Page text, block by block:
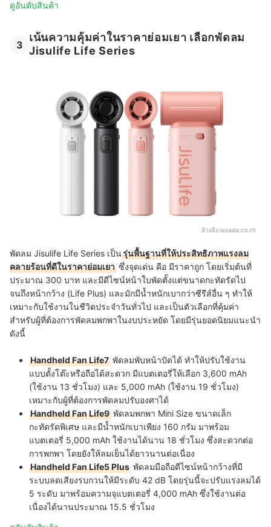
ดูอันดับสินค้า
3
เน้นความคุ้มค่าในราคาย่อมเยา เลือกพัดลม
Jisulife Life Series
อ้างอิง:lazada.co.th
พัดลม Jisulife Life Series เป็นรุ่นพื้นฐานที่ให้ประสิทธิภาพแรงลม
คลายร้อนที่ดีในราคาย่อมเยา ซึ่งจุดเด่น คือ มีราคาถูก โดยเริ่มต้นที่
ประมาณ 300 บาท และมีดีไซน์หน้าใบพัดตั้งแต่ขนาดกะทัดรัดไป
จนถึงหน้ากว้าง (Life Plus) และมักมีน้ำหนักเบากว่าซีรีส์อื่น ๆ ทำให้
เหมาะกับใช้งานในชีวิตประจำวันทั่วไป และเป็นตัวเลือกที่คุ้มค่า
สำหรับผู้ที่ต้องการพัดลมพกพาในงบประหยัด โดยมีรุ่นยอดนิยมแนะนำ
ดังนี้
Handheld Fan Life7 พัดลมพับหน้าปัดได้ ทำให้ปรับใช้งาน
แบบตั้งโต๊ะหรือถือได้สะดวก มีแบตเตอรี่ให้เลือก 3,600 mAh
(ใช้งาน 13 ชั่วโมง) และ 5,000 mAh (ใช้งาน 19 ชั่วโมง)
เหมาะกับผู้ที่ต้องการพัดลมปรับองศาได้
Handheld Fan Life9 พัดลมพกพา Mini Size ขนาดเล็ก
กะทัดรัดพิเศษ และมีน้ำหนักเบาเพียง 160 กรัม มาพร้อม
แบตเตอรี่ 5,000 mAh ใช้งานได้นาน 18 ชั่วโมง ซึ่งสะดวกต่อ
การพกพา โดยยังให้ลมเย็นได้ยาวนานต่อเนื่อง
Handheld Fan Life5 Plus พัดลมมือถือดีไซน์หน้ากว้างที่มี
ระบบลดเสียงรบกวนให้มีระดับ 42 dB โดยรุ่นนี้จะปรับแรงลมได้
5 ระดับ มาพร้อมความจุแบตเตอรี่ 4,000 mAh ซึ่งใช้งานต่อ
เนื่องได้นานประมาณ 15.5 ชั่วโมง